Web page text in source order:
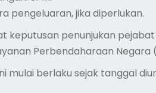
pengeluaran, jika diperlukan.
keputusan penunjukan
Perbendaharaan Negara
mulai berlaku sejak tanggal